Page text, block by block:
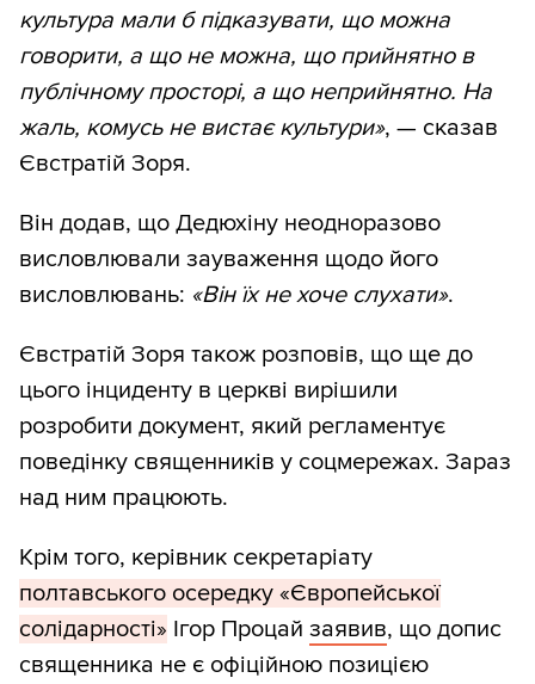
культура мали б підказувати, що можна
говорити, а що не можна, що прийнятно в
публічному просторі, а що неприйнятно. На
жаль, комусь не вистає культури», — сказав
Євстратій Зоря.
Він додав, що Дедюхіну неодноразово
висловлювали зауваження щодо його
висловлювань: «Він їх не хоче слухати».
Євстратій Зоря також розповів, що ще до
цього інциденту в церкві вирішили
розробити документ, який регламентує
поведінку священників у соцмережах. Зараз
над ним працюють.
Крім того, керівник секретаріату
полтавського осередку «Європейської
солідарності» Ігор Процай заявив, що допис
священника не є офіційною позицією